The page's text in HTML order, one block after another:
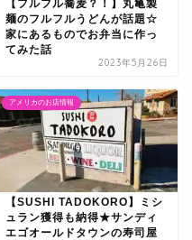
【フルフル蕎麦？！】丸亀製
麺のフルフルうどんが話題☆
家にあるものでお弁当に作っ
てみた話
2023年5月26日
アメリカのお店情報
【SUSHI TADOKORO】ミシ
ュラン獲得も納得★サンディ
エゴオールドタウンの寿司屋